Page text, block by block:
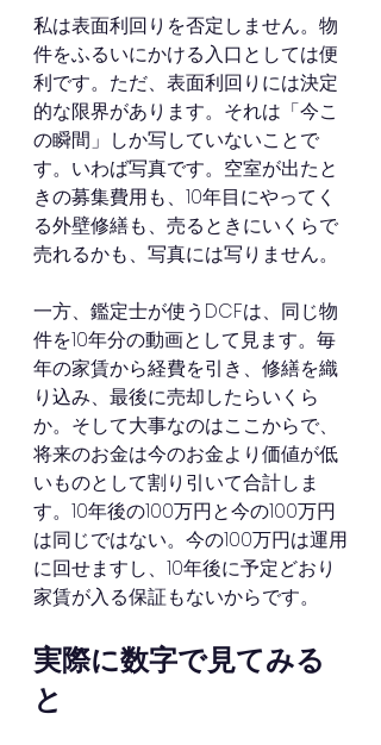
私は表面利回りを否定しません。物
件をふるいにかける入口としては便
利です。ただ、表面利回りには決定
的な限界があります。それは「今こ
の瞬間」しか写していないことで
す。いわば写真です。空室が出たと
きの募集費用も、10年目にやってく
る外壁修繕も、売るときにいくらで
売れるかも、写真には写りません。
一方、鑑定士が使うDCFは、同じ物
件を10年分の動画として見ます。毎
年の家賃から経費を引き、修繕を織
り込み、最後に売却したらいくら
か。そして大事なのはここからで、
将来のお金は今のお金より価値が低
いものとして割り引いて合計しま
す。10年後の100万円と今の100万円
は同じではない。今の100万円は運用
に回せますし、10年後に予定どおり
家賃が入る保証もないからです。
実際に数字で見てみる
と